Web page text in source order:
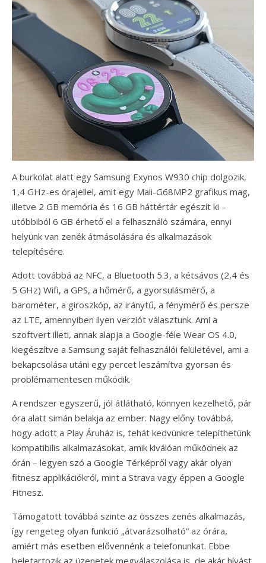
A burkolat alatt egy Samsung Exynos W930 chip dolgozik,
1,4 GHz-es órajellel, amit egy Mali-G68MP2 grafikus mag,
illetve 2 GB memória és 16 GB háttértár egészít ki –
utóbbiból 6 GB érhető el a felhasználó számára, ennyi
helyünk van zenék átmásolására és alkalmazások
telepítésére.
Adott továbbá az NFC, a Bluetooth 5.3, a kétsávos (2,4 és
5 GHz) Wifi, a GPS, a hőmérő, a gyorsulásmérő, a
barométer, a giroszkóp, az iránytű, a fénymérő és persze
az LTE, amennyiben ilyen verziót választunk. Ami a
szoftvert illeti, annak alapja a Google-féle Wear OS 4.0,
kiegészítve a Samsung saját felhasználói felületével, ami a
bekapcsolása utáni egy percet leszámítva gyorsan és
problémamentesen működik.
A rendszer egyszerű, jól átlátható, könnyen kezelhető, pár
óra alatt simán belakja az ember. Nagy előny továbbá,
hogy adott a Play Áruház is, tehát kedvünkre telepíthetünk
kompatibilis alkalmazásokat, amik kiválóan működnek az
órán – legyen szó a Google Térképről vagy akár olyan
fitnesz applikációkról, mint a Strava vagy éppen a Google
Fitnesz.
Támogatott továbbá szinte az összes zenés alkalmazás,
így rengeteg olyan funkció „átvarázsolható” az órára,
amiért más esetben elővennénk a telefonunkat. Ebbe
beletartozik az üzenetek megválaszolása is, de akár hívást